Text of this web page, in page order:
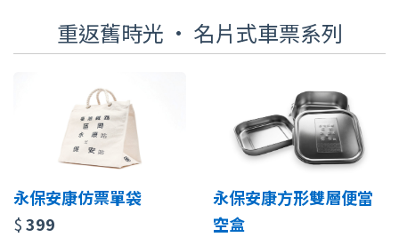
重返舊時光 · 名片式車票系列
永保安康仿票單袋
$399
永保安康方形雙層便當
空盒